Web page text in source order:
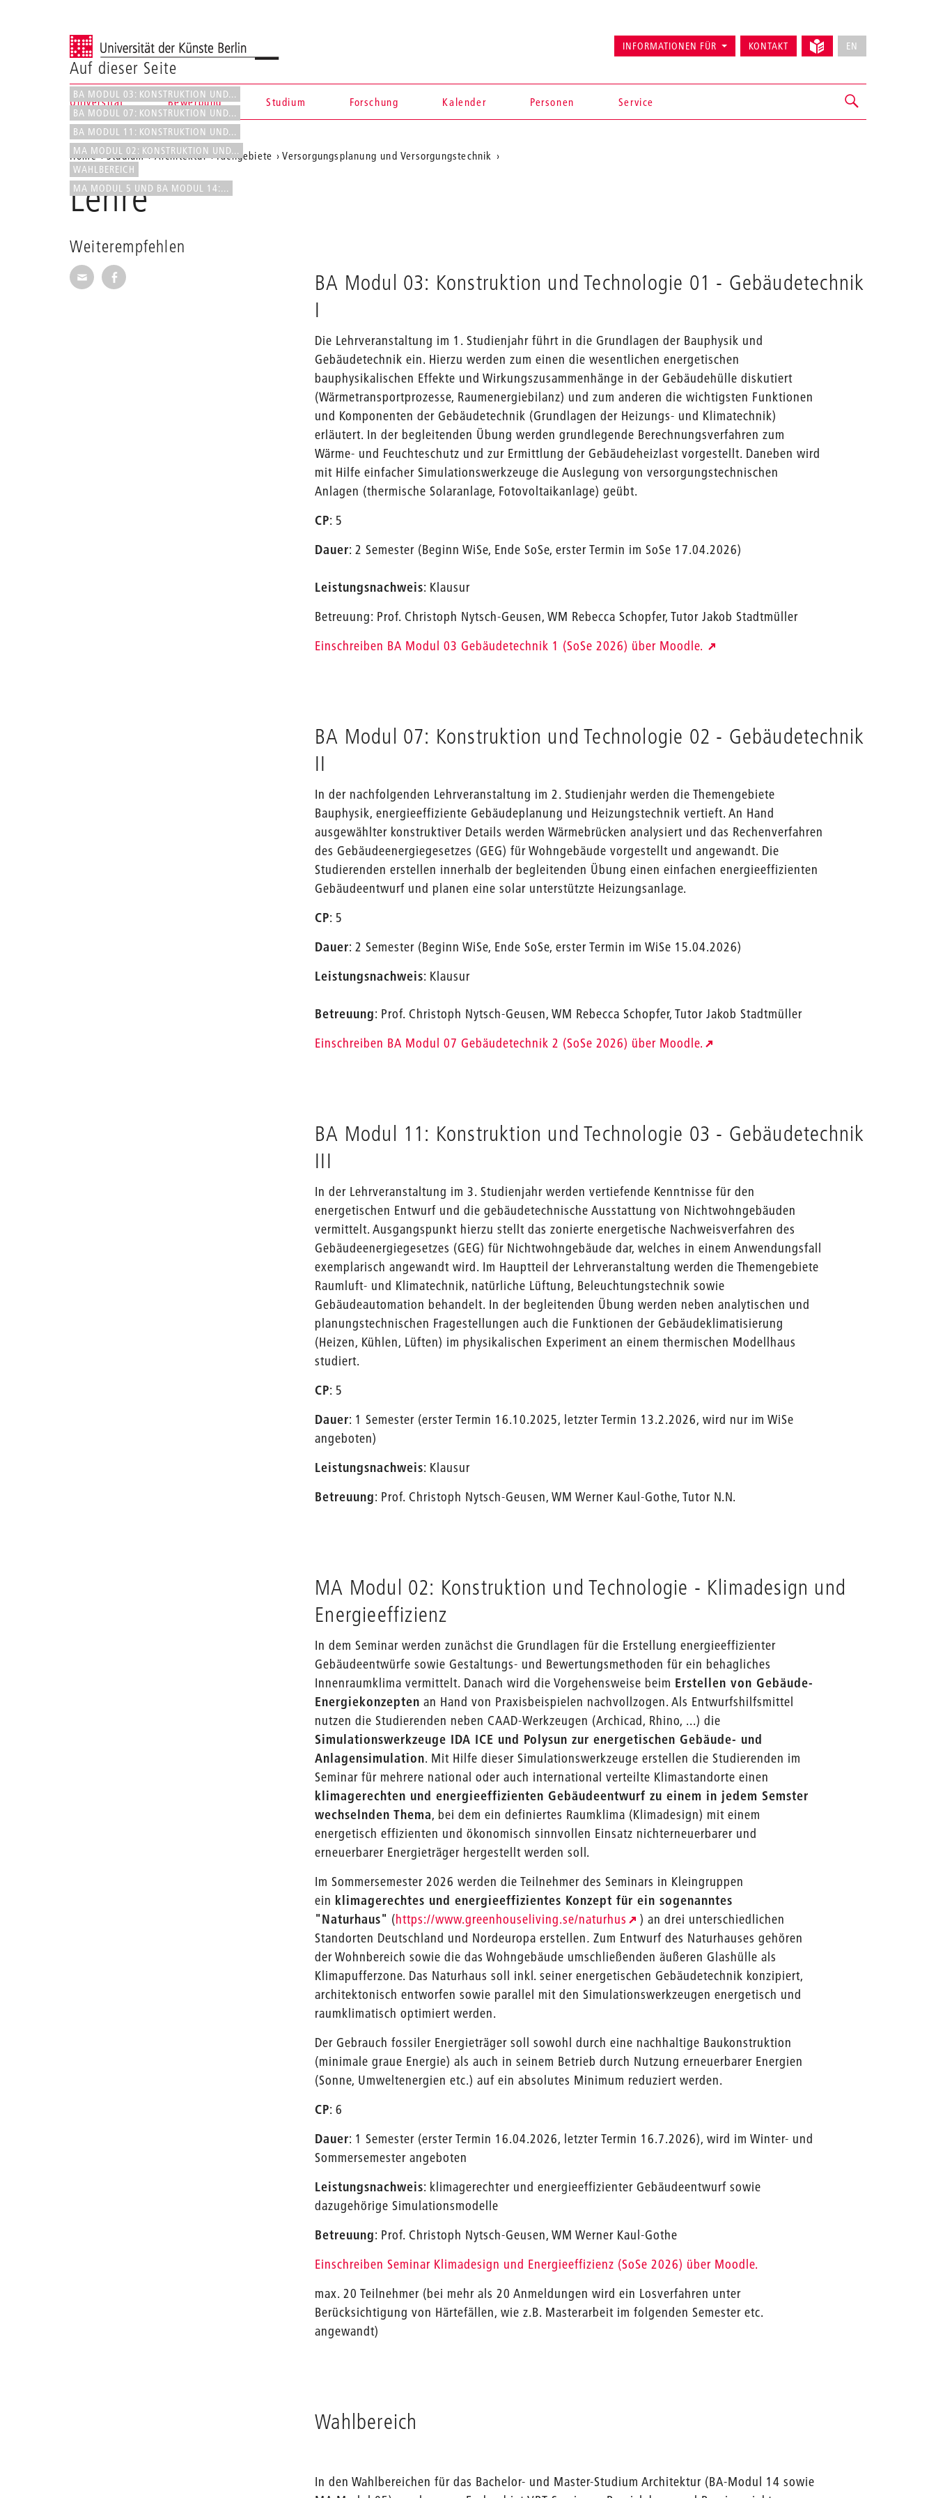
Universität der Künste Berlin
Navigation &
Suche
Universität Bewerbung Studium Forschung Kalender Personen Service
INFORMATIONEN FÜR KONTAKT EN
Aktuelle
Position
auf
Webseite
Home Studium Architektur Fachgebiete Versorgungsplanung und Versorgungstechnik
Lehre
Auf dieser Seite
BA MODUL 03: KONSTRUKTION UND...
BA MODUL 07: KONSTRUKTION UND...
BA MODUL 11: KONSTRUKTION UND...
MA MODUL 02: KONSTRUKTION UND...
WAHLBEREICH
MA MODUL 5 UND BA MODUL 14:...
Weiterempfehlen
Seite per E-Mail weiterempfehlen
Seite auf Facebook weiterempfehlenBA Modul 03: Konstruktion und Technologie 01 - Gebäudetechnik
I
Die Lehrveranstaltung im 1. Studienjahr führt in die Grundlagen der Bauphysik und
Gebäudetechnik ein. Hierzu werden zum einen die wesentlichen energetischen
bauphysikalischen Effekte und Wirkungszusammenhänge in der Gebäudehülle diskutiert
(Wärmetransportprozesse, Raumenergiebilanz) und zum anderen die wichtigsten Funktionen
und Komponenten der Gebäudetechnik (Grundlagen der Heizungs- und Klimatechnik)
erläutert. In der begleitenden Übung werden grundlegende Berechnungsverfahren zum
Wärme- und Feuchteschutz und zur Ermittlung der Gebäudeheizlast vorgestellt. Daneben wird
mit Hilfe einfacher Simulationswerkzeuge die Auslegung von versorgungstechnischen
Anlagen (thermische Solaranlage, Fotovoltaikanlage) geübt.
CP: 5
Dauer: 2 Semester (Beginn WiSe, Ende SoSe, erster Termin im SoSe 17.04.2026)
Leistungsnachweis: Klausur
Betreuung: Prof. Christoph Nytsch-Geusen, WM Rebecca Schopfer, Tutor Jakob Stadtmüller
Einschreiben BA Modul 03 Gebäudetechnik 1 (SoSe 2026) über Moodle.
BA Modul 07: Konstruktion und Technologie 02 - Gebäudetechnik
II
In der nachfolgenden Lehrveranstaltung im 2. Studienjahr werden die Themengebiete
Bauphysik, energieeffiziente Gebäudeplanung und Heizungstechnik vertieft. An Hand
ausgewählter konstruktiver Details werden Wärmebrücken analysiert und das Rechenverfahren
des Gebäudeenergiegesetzes (GEG) für Wohngebäude vorgestellt und angewandt. Die
Studierenden erstellen innerhalb der begleitenden Übung einen einfachen energieeffizienten
Gebäudeentwurf und planen eine solar unterstützte Heizungsanlage.
CP: 5
Dauer: 2 Semester (Beginn WiSe, Ende SoSe, erster Termin im WiSe 15.04.2026)
Leistungsnachweis: Klausur
Betreuung: Prof. Christoph Nytsch-Geusen, WM Rebecca Schopfer, Tutor Jakob Stadtmüller
Einschreiben BA Modul 07 Gebäudetechnik 2 (SoSe 2026) über Moodle.
BA Modul 11: Konstruktion und Technologie 03 - Gebäudetechnik
III
In der Lehrveranstaltung im 3. Studienjahr werden vertiefende Kenntnisse für den
energetischen Entwurf und die gebäudetechnische Ausstattung von Nichtwohngebäuden
vermittelt. Ausgangspunkt hierzu stellt das zonierte energetische Nachweisverfahren des
Gebäudeenergiegesetzes (GEG) für Nichtwohngebäude dar, welches in einem Anwendungsfall
exemplarisch angewandt wird. Im Hauptteil der Lehrveranstaltung werden die Themengebiete
Raumluft- und Klimatechnik, natürliche Lüftung, Beleuchtungstechnik sowie
Gebäudeautomation behandelt. In der begleitenden Übung werden neben analytischen und
planungstechnischen Fragestellungen auch die Funktionen der Gebäudeklimatisierung
(Heizen, Kühlen, Lüften) im physikalischen Experiment an einem thermischen Modellhaus
studiert.
CP: 5
Dauer: 1 Semester (erster Termin 16.10.2025, letzter Termin 13.2.2026, wird nur im WiSe
angeboten)
Leistungsnachweis: Klausur
Betreuung: Prof. Christoph Nytsch-Geusen, WM Werner Kaul-Gothe, Tutor N.N.
MA Modul 02: Konstruktion und Technologie - Klimadesign und
Energieeffizienz
In dem Seminar werden zunächst die Grundlagen für die Erstellung energieeffizienter
Gebäudeentwürfe sowie Gestaltungs- und Bewertungsmethoden für ein behagliches
Innenraumklima vermittelt. Danach wird die Vorgehensweise beim Erstellen von Gebäude-
Energiekonzepten an Hand von Praxisbeispielen nachvollzogen. Als Entwurfshilfsmittel
nutzen die Studierenden neben CAAD-Werkzeugen (Archicad, Rhino, ...) die
Simulationswerkzeuge IDA ICE und Polysun zur energetischen Gebäude- und
Anlagensimulation. Mit Hilfe dieser Simulationswerkzeuge erstellen die Studierenden im
Seminar für mehrere national oder auch international verteilte Klimastandorte einen
klimagerechten und energieeffizienten Gebäudeentwurf zu einem in jedem Semster
wechselnden Thema, bei dem ein definiertes Raumklima (Klimadesign) mit einem
energetisch effizienten und ökonomisch sinnvollen Einsatz nichterneuerbarer und
erneuerbarer Energieträger hergestellt werden soll.
Im Sommersemester 2026 werden die Teilnehmer des Seminars in Kleingruppen
ein klimagerechtes und energieeffizientes Konzept für ein sogenanntes
"Naturhaus" (https://www.greenhouseliving.se/naturhus
) an drei unterschiedlichen
Standorten Deutschland und Nordeuropa erstellen. Zum Entwurf des Naturhauses gehören
der Wohnbereich sowie die das Wohngebäude umschließenden äußeren Glashülle als
Klimapufferzone. Das Naturhaus soll inkl. seiner energetischen Gebäudetechnik konzipiert,
architektonisch entworfen sowie parallel mit den Simulationswerkzeugen energetisch und
raumklimatisch optimiert werden.
Der Gebrauch fossiler Energieträger soll sowohl durch eine nachhaltige Baukonstruktion
(minimale graue Energie) als auch in seinem Betrieb durch Nutzung erneuerbarer Energien
(Sonne, Umweltenergien etc.) auf ein absolutes Minimum reduziert werden.
CP: 6
Dauer: 1 Semester (erster Termin 16.04.2026, letzter Termin 16.7.2026), wird im Winter- und
Sommersemester angeboten
Leistungsnachweis: klimagerechter und energieeffizienter Gebäudeentwurf sowie
dazugehörige Simulationsmodelle
Betreuung: Prof. Christoph Nytsch-Geusen, WM Werner Kaul-Gothe
Einschreiben Seminar Klimadesign und Energieeffizienz (SoSe 2026) über Moodle.
max. 20 Teilnehmer (bei mehr als 20 Anmeldungen wird ein Losverfahren unter
Berücksichtigung von Härtefällen, wie z.B. Masterarbeit im folgenden Semester etc.
angewandt)
Wahlbereich
In den Wahlbereichen für das Bachelor- und Master-Studium Architektur (BA-Modul 14 sowie